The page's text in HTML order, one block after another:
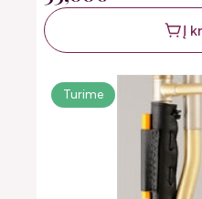
Į
Turime